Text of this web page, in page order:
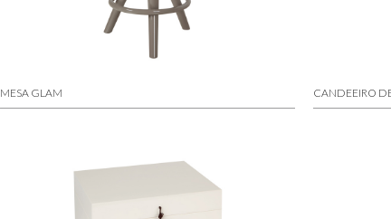
MESA GLAM CANDEEIRO